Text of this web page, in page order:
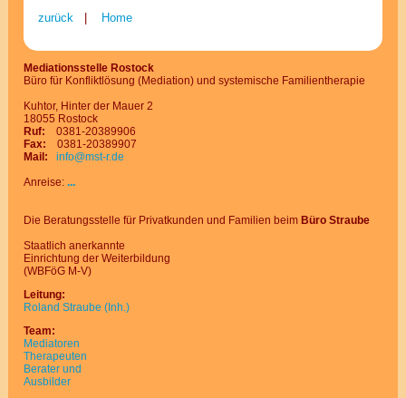
zurück
Home
Mediationsstelle Rostock
Büro für Konfliktlösung (Mediation) und systemische Familientherapie
Kuhtor, Hinter der Mauer 2
18055 Rostock
Ruf:
0381-20389906
Fax:
0381-20389907
Mail:
info@mst-r.de
Anreise:...
Die Beratungsstelle für Privatkunden und Familien beim Büro Straube
Staatlich anerkannte
Einrichtung der Weiterbildung
(WBFöG M-V)
Leitung:
Roland Straube (Inh.)
Team:
Mediatoren
Therapeuten
Berater und
Ausbilder